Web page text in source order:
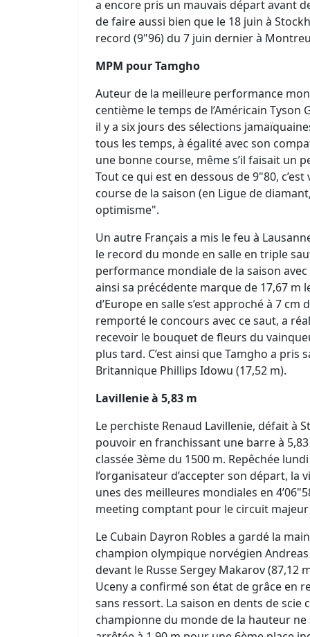
a encore pris un mauvais départ avant
de faire aussi bien que le 18 juin à
record (9"96) du 7 juin dernier à
MPM pour Tamgho
Auteur de la meilleure performance
centième le temps de l’Américain
il y a six jours des sélections
tous les temps, à égalité avec son
une bonne course, même s’il faisait un
Tout ce qui est en dessous de 9"80,
course de la saison (en Ligue de
optimisme".
Un autre Français a mis le feu à
le record du monde en salle en triple
performance mondiale de la saison
ainsi sa précédente marque de 17,67
d’Europe en salle s’est approché à 7
remporté le concours avec ce saut, a
recevoir le bouquet de fleurs du
plus tard. C’est ainsi que Tamgho a pris
Britannique Phillips Idowu (17,52 m).
Lavillenie à 5,83 m
Le perchiste Renaud Lavillenie, défait à
pouvoir en franchissant une barre à
classée 3ème du 1500 m. Repêchée
l’organisateur d’accepter son départ, la
unes des meilleures mondiales en
meeting comptant pour le circuit
Le Cubain Dayron Robles a gardé la
champion olympique norvégien
devant le Russe Sergey Makarov (87,12
Uceny a confirmé son état de grâce en
sans ressort. La saison en dents de scie
championne du monde de la hauteur